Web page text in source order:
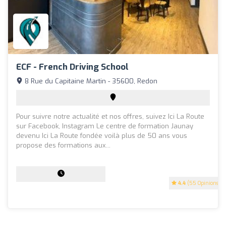
ECF - French Driving School
4.4 (55 Opinions)
8 Rue du Capitaine Martin - 35600, Redon
Pour suivre notre actualité et nos offres, suivez Ici La Route
sur Facebook, Instagram Le centre de formation Jaunay
devenu Ici La Route fondée voilà plus de 50 ans vous
propose des formations aux...